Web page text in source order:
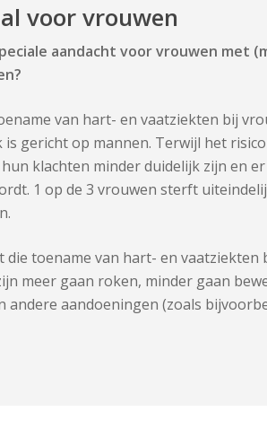
voor vrouwen
aandacht voor vrouwen met
van hart- en vaatziekten bij
is gericht op mannen. Terwijl het
klachten minder duidelijk zijn en
1 op de 3 vrouwen sterft
die toename van hart- en vaatziekten
meer gaan roken, minder gaan
andere aandoeningen (zoals